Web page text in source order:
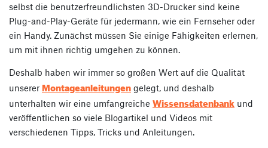
selbst die benutzerfreundlichsten 3D-Drucker sind keine
Plug-and-Play-Geräte für jedermann, wie ein Fernseher oder
ein Handy. Zunächst müssen Sie einige Fähigkeiten erlernen,
um mit ihnen richtig umgehen zu können.
Deshalb haben wir immer so großen Wert auf die Qualität
unserer Montageanleitungen gelegt, und deshalb
unterhalten wir eine umfangreiche Wissensdatenbank und
veröffentlichen so viele Blogartikel und Videos mit
verschiedenen Tipps, Tricks und Anleitungen.